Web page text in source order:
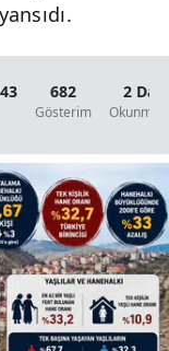
682
Gösterim
2
Okunma